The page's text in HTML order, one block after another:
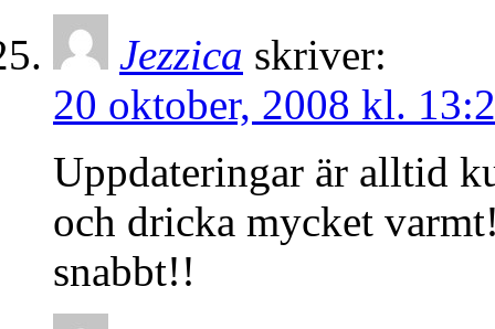
Jezzica skriver:
20 oktober, 2008 kl.
Uppdateringar är alltid
och dricka mycket
snabbt!!